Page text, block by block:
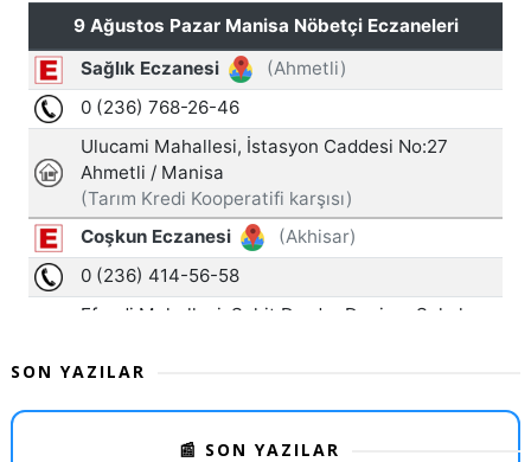
SON YAZILAR
📰 SON YAZILAR